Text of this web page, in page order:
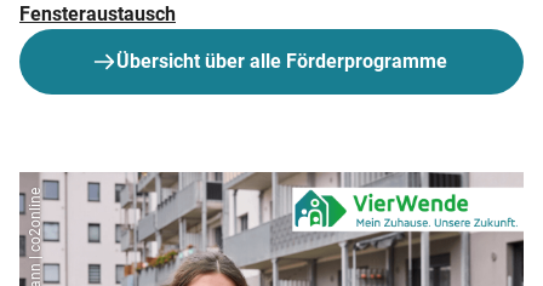
Fensteraustausch
Übersicht über alle Förderprogramme